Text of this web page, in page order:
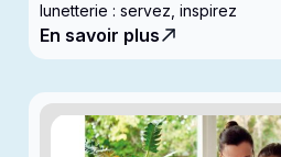
lunetterie : servez, inspirez
En savoir plus